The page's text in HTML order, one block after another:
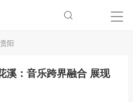
阳
溪：音乐跨界融合 展现